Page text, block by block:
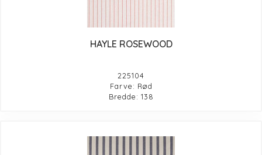
HAYLE ROSEWOOD
225104
Farve: Rød
Bredde: 138